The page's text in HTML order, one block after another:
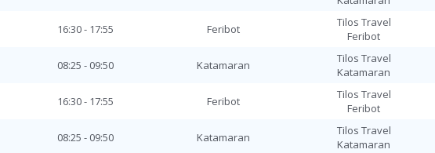
16:30 - 17:55 Feribot
Tilos Travel
Feribot
08:25 - 09:50 Katamaran
Tilos Travel
Katamaran
16:30 - 17:55 Feribot
Tilos Travel
Feribot
08:25 - 09:50 Katamaran
Tilos Travel
Katamaran